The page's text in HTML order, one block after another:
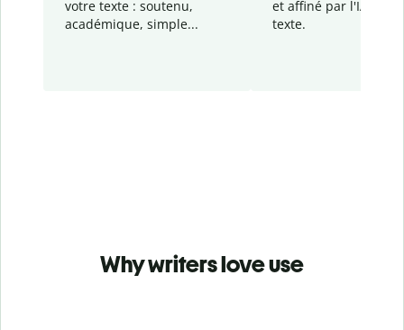
votre texte : soutenu,
académique, simple...
et affiné par l'IA
texte.
Why writers love use